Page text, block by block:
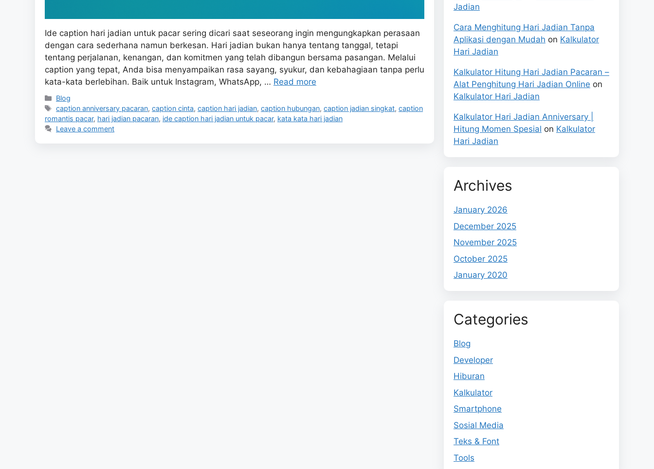
Ide caption hari jadian untuk pacar sering dicari saat seseorang ingin mengungkapkan perasaan
dengan cara sederhana namun berkesan. Hari jadian bukan hanya tentang tanggal, tetapi
tentang perjalanan, kenangan, dan komitmen yang telah dibangun bersama pasangan. Melalui
caption yang tepat, Anda bisa menyampaikan rasa sayang, syukur, dan kebahagiaan tanpa perlu
kata-kata berlebihan. Baik untuk Instagram, WhatsApp, … Read more
Categories
Blog
Tags
caption anniversary pacaran,caption cinta,caption hari jadian,caption hubungan,caption jadian singkat,caption
romantis pacar, hari jadian pacaran, ide caption hari jadian untuk pacar, kata kata hari jadian
Leave a comment
Jadian
Cara Menghitung Hari Jadian Tanpa
Aplikasi dengan Mudah on Kalkulator
Hari Jadian
Kalkulator Hitung Hari Jadian Pacaran –
Alat Penghitung Hari Jadian Online on
Kalkulator Hari Jadian
Kalkulator Hari Jadian Anniversary |
Hitung Momen Spesial on Kalkulator
Hari Jadian
Archives
January 2026
December 2025
November 2025
October 2025
January 2020
Categories
Blog
Developer
Hiburan
Kalkulator
Smartphone
Sosial Media
Teks & Font
Tools